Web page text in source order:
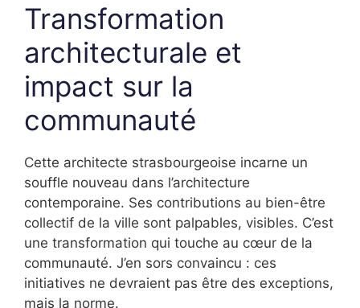
Transformation
architecturale et
impact sur la
communauté
Cette architecte strasbourgeoise incarne un
souffle nouveau dans l’architecture
contemporaine. Ses contributions au bien-être
collectif de la ville sont palpables, visibles. C’est
une transformation qui touche au cœur de la
communauté. J’en sors convaincu : ces
initiatives ne devraient pas être des exceptions,
mais la norme.